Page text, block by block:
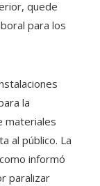
quede
para los
la
materiales
al público. La
informó
paralizar